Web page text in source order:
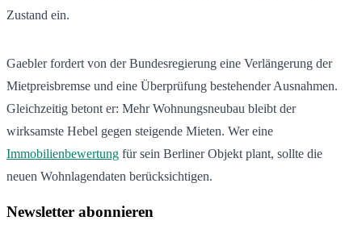
Zustand ein.
Gaebler fordert von der Bundesregierung eine Verlängerung der
Mietpreisbremse und eine Überprüfung bestehender Ausnahmen.
Gleichzeitig betont er: Mehr Wohnungsneubau bleibt der
wirksamste Hebel gegen steigende Mieten. Wer eine
Immobilienbewertung für sein Berliner Objekt plant, sollte die
neuen Wohnlagendaten berücksichtigen.
Newsletter abonnieren